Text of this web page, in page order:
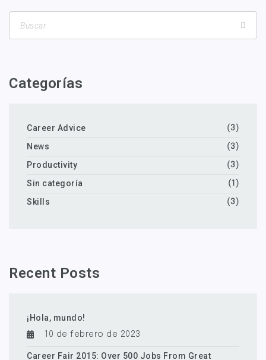
Categorías
Career Advice (3)
News (3)
Productivity (3)
Sin categoría (1)
Skills (3)
Recent Posts
¡Hola, mundo!
10 de febrero de 2023
Career Fair 2015: Over 500 Jobs From Great